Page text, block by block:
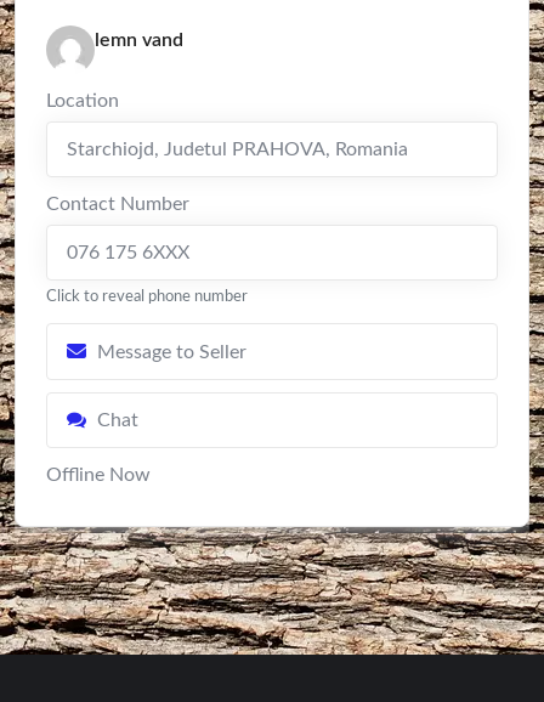
lemn vand
Location
Starchiojd, Judetul PRAHOVA, Romania
Contact Number
076 175 6XXX
Click to reveal phone number
Message to Seller
Chat
Offline Now